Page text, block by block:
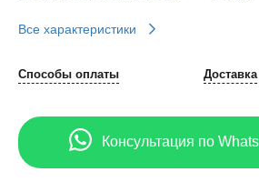
Все характеристики
Способы оплаты Доставка
Консультация по